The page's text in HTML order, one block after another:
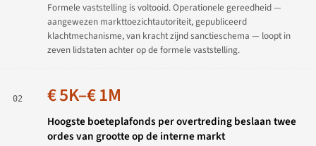
Formele vaststelling is voltooid. Operationele gereedheid —
aangewezen markttoezichtautoriteit, gepubliceerd
klachtmechanisme, van kracht zijnd sanctieschema — loopt in
zeven lidstaten achter op de formele vaststelling.
02 € 5K–€ 1M
Hoogste boeteplafonds per overtreding beslaan twee
ordes van grootte op de interne markt